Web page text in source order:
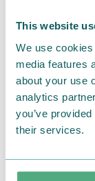
This website
We use
media features
about your use
analytics
you’ve
their services.
＊伊勢丹新宿
https://